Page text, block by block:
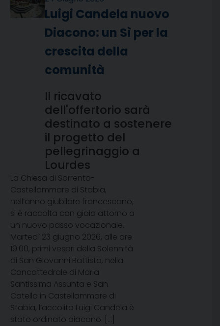
Luigi Candela nuovo
Diacono: un Sì per la
crescita della
comunità
Il ricavato
dell'offertorio sarà
destinato a sostenere
il progetto del
pellegrinaggio a
Lourdes
La Chiesa di Sorrento-
Castellammare di Stabia,
nell’anno giubilare francescano,
si è raccolta con gioia attorno a
un nuovo passo vocazionale.
Martedì 23 giugno 2026, alle ore
19:00, primi vespri della Solennità
di San Giovanni Battista, nella
Concattedrale di Maria
Santissima Assunta e San
Catello in Castellammare di
Stabia, l’accolito Luigi Candela è
stato ordinato diacono. […]